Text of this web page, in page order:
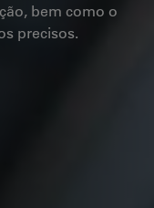
bem como o
precisos.